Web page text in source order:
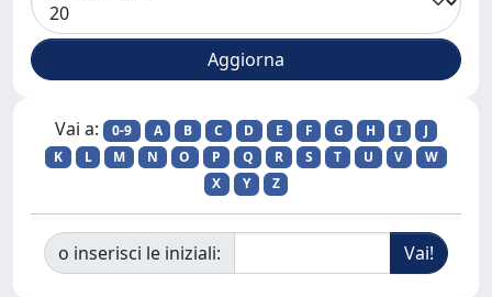
Vai a: 0-9 A B C D E F G H I
J
K
L M N O P Q R S T U V
W
X
Y Z
o inserisci le iniziali: